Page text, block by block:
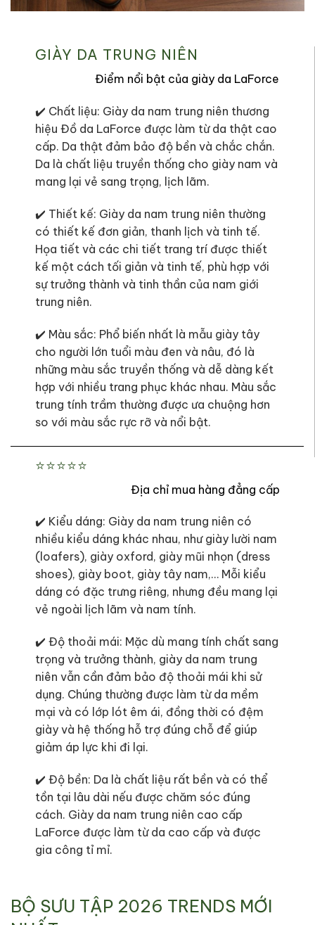
GIÀY DA TRUNG NIÊN
Điểm nổi bật của giày da LaForce
✔️ Chất liệu: Giày da nam trung niên thương
hiệu Đồ da LaForce được làm từ da thật cao
cấp. Da thật đảm bảo độ bền và chắc chắn.
Da là chất liệu truyền thống cho giày nam và
mang lại vẻ sang trọng, lịch lãm.
✔️ Thiết kế: Giày da nam trung niên thường
có thiết kế đơn giản, thanh lịch và tinh tế.
Họa tiết và các chi tiết trang trí được thiết
kế một cách tối giản và tinh tế, phù hợp với
sự trưởng thành và tinh thần của nam giới
trung niên.
✔️ Màu sắc: Phổ biến nhất là mẫu giày tây
cho người lớn tuổi màu đen và nâu, đó là
những màu sắc truyền thống và dễ dàng kết
hợp với nhiều trang phục khác nhau. Màu sắc
trung tính trầm thường được ưa chuộng hơn
so với màu sắc rực rỡ và nổi bật.
⭐⭐⭐⭐⭐
Địa chỉ mua hàng đẳng cấp
✔️ Kiểu dáng: Giày da nam trung niên có
nhiều kiểu dáng khác nhau, như giày lười nam
(loafers), giày oxford, giày mũi nhọn (dress
shoes), giày boot, giày tây nam,… Mỗi kiểu
dáng có đặc trưng riêng, nhưng đều mang lại
vẻ ngoài lịch lãm và nam tính.
✔️ Độ thoải mái: Mặc dù mang tính chất sang
trọng và trưởng thành, giày da nam trung
niên vẫn cần đảm bảo độ thoải mái khi sử
dụng. Chúng thường được làm từ da mềm
mại và có lớp lót êm ái, đồng thời có đệm
giày và hệ thống hỗ trợ đúng chỗ để giúp
giảm áp lực khi đi lại.
✔️ Độ bền: Da là chất liệu rất bền và có thể
tồn tại lâu dài nếu được chăm sóc đúng
cách. Giày da nam trung niên cao cấp
LaForce được làm từ da cao cấp và được
gia công tỉ mỉ.
BỘ SƯU TẬP 2026 TRENDS MỚI